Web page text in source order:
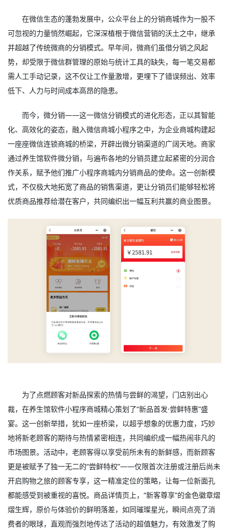
在微信生态的蓬勃发展中，公众平台上的分销商城作为一股不
可忽视的力量悄然崛起，它深深植根于微信营销的沃土之中，继承
并超越了传统微商的分销模式。早年间，微商们虽借分销之风起
势，却受限于微信群管理的原始与统计工具的缺失，每一笔交易都
需人工手动记录，这不仅让工作量激增，更埋下了错误频出、效率
低下、人力与时间成本高昂的隐患。
而今，微分销——这一微信分销模式的进化形态，正以其智能
化、高效化的姿态，融入微信商城小程序之中，为企业商城构建起
一座座微信连锁商城的桥梁，开辟出微分销渠道的广阔天地。商家
通过养生馆软件微分销，与遍布各地的分销员建立起紧密的分润合
作关系，赋予他们推广小程序商城内分销商品的使命。这一创新模
式，不仅极大地拓宽了商品的销售渠道，更让分销员们能够轻松将
优质商品推荐给潜在客户，共同编织出一幅互利共赢的商业图景。
为了点燃顾客对新品探索的热情与尝鲜的渴望，门店别出心
裁，在养生馆软件小程序商城精心策划了“新品首发·尝鲜特惠”盛
宴。这一创新举措，犹如一座桥梁，以超乎想象的优惠力度，巧妙
地将新老顾客的期待与热情紧密相连，共同编织成一幅热闹非凡的
市场图景。活动中，老顾客得以享受前所未有的新鲜感，而新顾客
更是被赋予了独一无二的“尝鲜特权”——仅限首次注册或注册后尚未
开启购物之旅的顾客专享，这一精准定位的策略，让每一位新面孔
都能感受到被重视的喜悦。商品详情页上，“新客尊享”的金色徽章熠
熠生辉，原价与体验价的鲜明落差，如同璀璨星光，瞬间点亮了消
费者的眼球，直观而强烈地传达了活动的超值魅力，有效激发了购